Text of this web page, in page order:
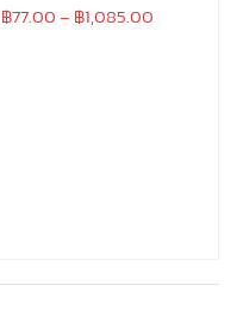
฿77.00– ฿1,085.00